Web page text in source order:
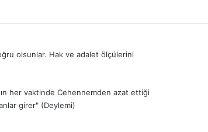
olsunlar. Hak ve adalet ölçülerini
her vaktinde Cehennemden azat ettiği
girer" (Deylemi)